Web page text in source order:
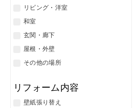
リビング・洋室
和室
玄関・廊下
屋根・外壁
その他の場所
リフォーム内容
壁紙張り替え